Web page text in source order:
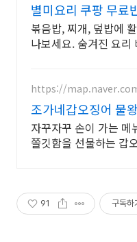
별미요리 쿠팡 무료
볶음밥, 찌개, 덮밥에
나보세요. 숨겨진 요리
https://
조가네갑오징어 물
꾸자꾸 찾고 싶은 시
자꾸자꾸 손이 가는 메
쫄깃함을 선물하는 갑
91 구독하